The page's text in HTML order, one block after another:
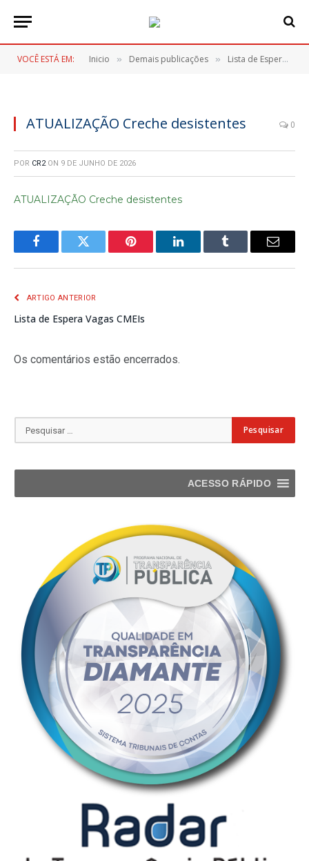
VOCÊ ESTÁ EM: Inicio » Demais publicações » Lista de Espera Vagas CMEIs
ATUALIZAÇÃO Creche desistentes 0
POR CR2 ON 9 DE JUNHO DE 2026
ATUALIZAÇÃO Creche desistentes
FacebookTwitter Pinterest LinkedInTumblr
E-
ARTIGO ANTERIOR
Lista de Espera Vagas CMEIs
Os comentários estão encerrados.
ACESSO RÁPIDO